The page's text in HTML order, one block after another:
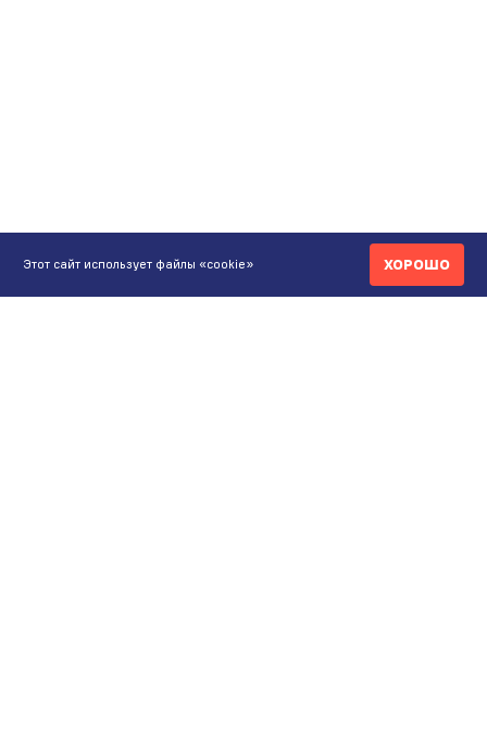
Этот сайт использует файлы «cookie» ХОРОШО